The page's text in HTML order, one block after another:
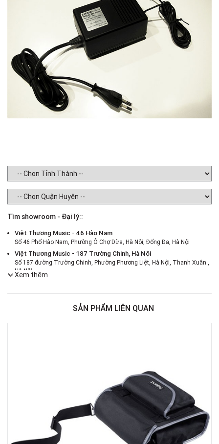
Tìm showroom - Đại lý::
Việt Thương Music - 46 Hào Nam
Số 46 Phố Hào Nam, Phường Ô Chợ Dừa, Hà Nội, Đống Đa, Hà Nội
Việt Thương Music - 187 Trường Chinh, Hà Nội
Số 187 đường Trường Chinh, Phường Phương Liệt, Hà Nội, Thanh Xuân ,
Hà Nội
386 Cách Mạng Tháng Tám, Phường Nhiêu Lộc, TPHCM, Quận 3, Hồ Chí
Việt Thương Music - 369 Điện Biên Phủ
Việt Thương Music - 49E Phan Đăng Lưu
49E Phan Đăng Lưu, Phường Bình Thạnh, TPHCM, Quận Bình Thạnh, Hồ
Việt Thương Music - Phường Gò Vấp
11 Đường số 3, Khu dân cư Cityland Park Hill, Phường Gò Vấp, TPHCM,
Quận Gò Vấp, Hồ Chí Minh
Việt Thương Music - 442 Lũy Bán Bích
Xem thêm
SẢN PHẨM LIÊN QUAN